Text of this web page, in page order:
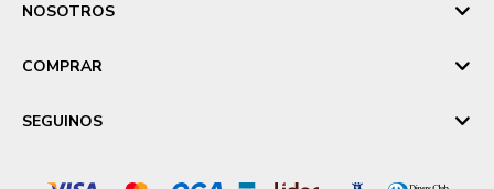
NOSOTROS
COMPRAR
SEGUINOS